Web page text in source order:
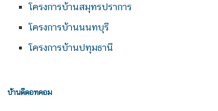
โครงการบ้านสมุทรปราการ
โครงการบ้านนนทบุรี
โครงการบ้านปทุมธานี
บ้านดีดอทคอม